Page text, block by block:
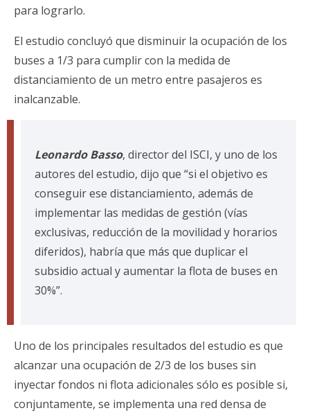
para lograrlo.
El estudio concluyó que disminuir la ocupación de los
buses a 1/3 para cumplir con la medida de
distanciamiento de un metro entre pasajeros es
inalcanzable.
Leonardo Basso, director del ISCI, y uno de los
autores del estudio, dijo que “si el objetivo es
conseguir ese distanciamiento, además de
implementar las medidas de gestión (vías
exclusivas, reducción de la movilidad y horarios
diferidos), habría que más que duplicar el
subsidio actual y aumentar la flota de buses en
30%”.
Uno de los principales resultados del estudio es que
alcanzar una ocupación de 2/3 de los buses sin
inyectar fondos ni flota adicionales sólo es posible si,
conjuntamente, se implementa una red densa de